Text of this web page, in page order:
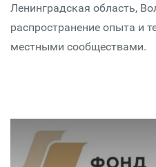
Ленинградская область,
распространение опыта и
местными сообществами.